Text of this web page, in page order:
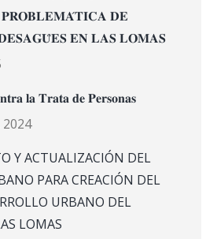
𝐃𝐄
𝐄𝐍 𝐋𝐀𝐒 𝐋𝐎𝐌𝐀𝐒
𝐥𝐚 𝐓𝐫𝐚𝐭𝐚 𝐝𝐞 𝐏𝐞𝐫𝐬𝐨𝐧𝐚𝐬
Y ACTUALIZACIÓN DEL
PARA CREACIÓN DEL
URBANO DEL
LOMAS